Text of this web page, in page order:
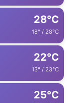
28°C
18° / 28°C
22°C
13° / 23°C
25°C